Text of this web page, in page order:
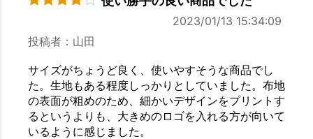
2023/01/13 15:34:09
投稿者：山田
サイズがちょうど良く、使いやすそうな商品でし
た。生地もある程度しっかりとしていました。布地
の表面が粗めのため、細かいデザインをプリントす
るというよりも、大きめのロゴを入れる方が向いて
いるように感じました。